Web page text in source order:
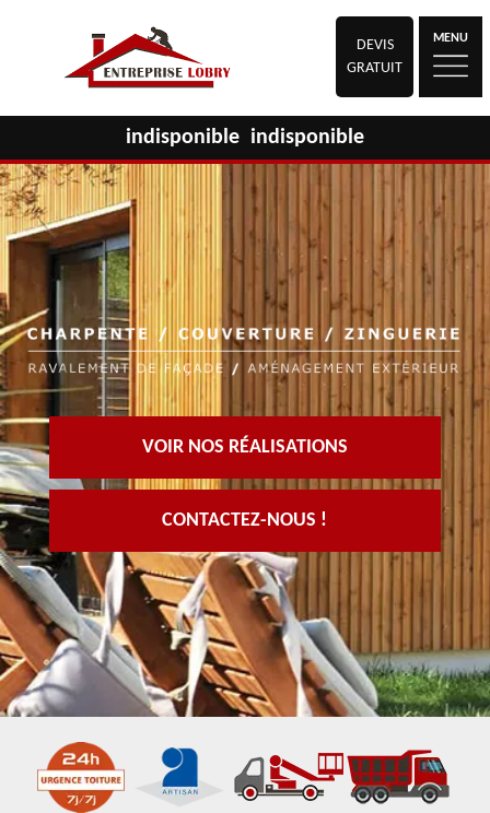
DEVIS
GRATUIT
MENU
indisponible indisponible
VOIR NOS RÉALISATIONS
CONTACTEZ-NOUS !